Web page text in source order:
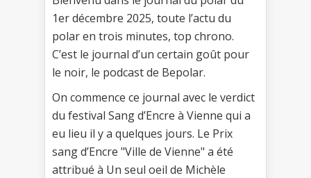
1er décembre 2025, toute l’actu du
polar en trois minutes, top chrono.
C’est le journal d’un certain goût pour
le noir, le podcast de Bepolar.
On commence ce journal avec le verdict
du festival Sang d’Encre à Vienne qui a
eu lieu il y a quelques jours. Le Prix
sang d’Encre "Ville de Vienne" a été
attribué à Un seul oeil de Michèle